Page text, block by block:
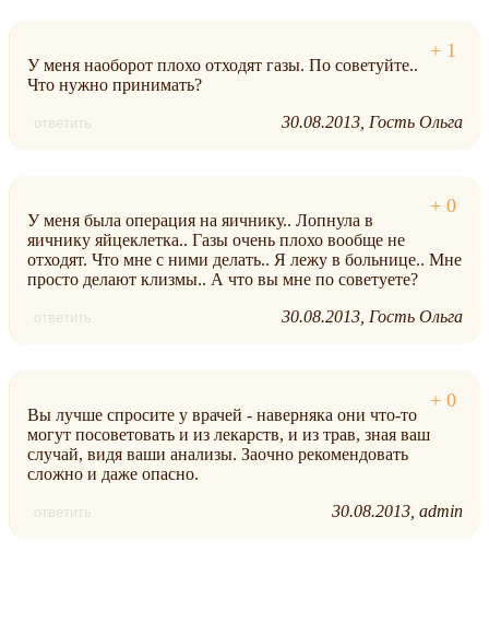
У меня наоборот плохо отходят газы. По советуйте..
Что нужно принимать?
ответить 30.08.2013 Гость Ольга
У меня была операция на яичнику.. Лопнула в
яичнику яйцеклетка.. Газы очень плохо вообще не
отходят. Что мне с ними делать.. Я лежу в больнице.. Мне
просто делают клизмы.. А что вы мне по советуете?
ответить 30.08.2013 Гость Ольга
Вы лучше спросите у врачей - наверняка они что-то
могут посоветовать и из лекарств, и из трав, зная ваш
случай, видя ваши анализы. Заочно рекомендовать
сложно и даже опасно.
ответить 30.08.2013 admin